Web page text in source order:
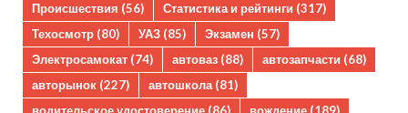
Происшествия (56) Статистика и рейтинги (317)
Техосмотр (80) УАЗ (85) Экзамен (57)
Электросамокат (74) автоваз (88) автозапчасти (68)
авторынок (227) автошкола(81)